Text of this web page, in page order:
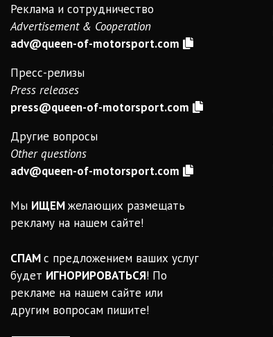
Реклама и сотрудничество
Advertisement & Cooperation
adv@queen-of-motorsport.com
Пресс-релизы
Press releases
press@queen-of-motorsport.com
Другие вопросы
Other questions
adv@queen-of-motorsport.com
Мы ИЩЕМжелающих размещать
рекламу на нашем сайте!
СПАМс предложением ваших услуг
будет ИГНОРИРОВАТЬСЯ! По
рекламе на нашем сайте или
другим вопросам пишите!